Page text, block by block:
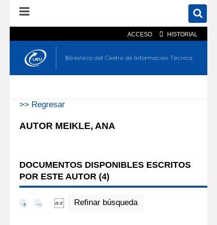
ACCESO HISTORIAL
En el catálogo En el sitio
>> Regresar
AUTOR MEIKLE, ANA
DOCUMENTOS DISPONIBLES ESCRITOS
POR ESTE AUTOR (4)
Refinar búsqueda